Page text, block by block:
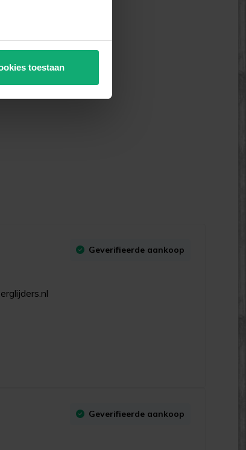
toestaan
Geverifieerde aankoop
Geverifieerde aankoop